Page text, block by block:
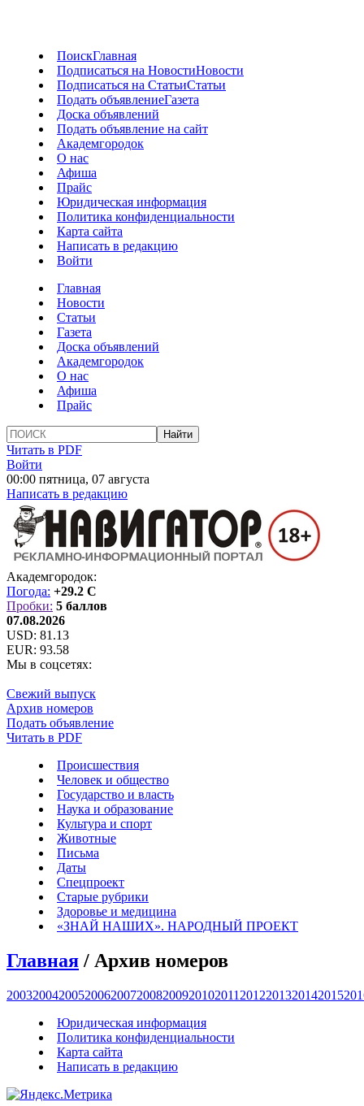
ПоискГлавная
Подписаться на НовостиНовости
Подписаться на СтатьиСтатьи
Подать объявлениеГазета
Доска объявлений
Подать объявление на сайт
Академгородок
О нас
Афиша
Прайс
Юридическая информация
Политика конфиденциальности
Карта сайта
Написать в редакцию
Войти
Главная
Новости
Статьи
Газета
Доска объявлений
Академгородок
О нас
Афиша
Прайс
Читать в PDF
Войти
00:00 пятница, 07 августа
Написать в редакцию
Академгородок:
Погода: +29.2 C
Пробки: 5 баллов
07.08.2026
USD: 81.13
EUR: 93.58
Мы в соцсетях:
Свежий выпуск
Архив номеров
Подать объявление
Читать в PDF
Происшествия
Человек и общество
Государство и власть
Наука и образование
Культура и спорт
Животные
Письма
Даты
Спецпроект
Старые рубрики
Здоровье и медицина
«ЗНАЙ НАШИХ». НАРОДНЫЙ ПРОЕКТ
Главная / Архив номеров
200320042005200620072008200920102011 2012201320142015
Юридическая информация
Политика конфиденциальности
Карта сайта
Написать в редакцию